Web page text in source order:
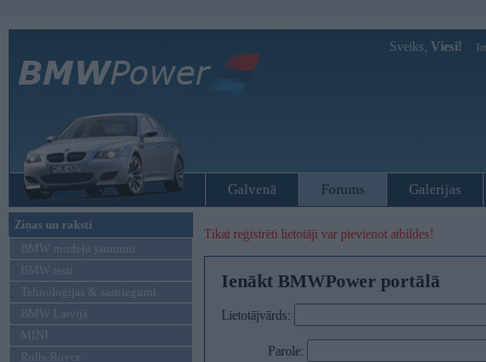
Sveiks, Viesi!
Galvenā Forums Galerijas
Ziņas un raksti
BMW modeļu jaunumi
BMW testi
Tehnoloģijas & sasniegumi
BMW Latvijā
MINI
Rolls-Royce
Tikai reģistrēti lietotāji var pievienot atbildes!
Ienākt BMWPower portālā
Lietotājvārds:
Parole: